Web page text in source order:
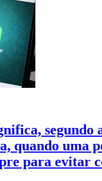
segundo
quando uma
para evitar